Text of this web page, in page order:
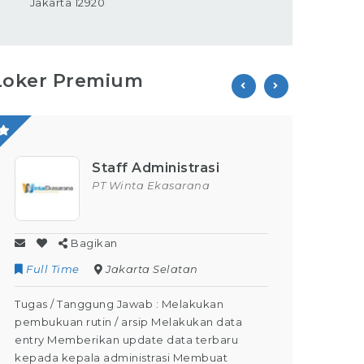
Premium
Staff Administrasi
PT Winta Ekasarana
Bagikan
Full Time
Jakarta Selatan
Tugas / Tanggung Jawab : Melakukan
pembukuan rutin / arsip Melakukan data
entry Memberikan update data terbaru
kepada kepala administrasi Membuat